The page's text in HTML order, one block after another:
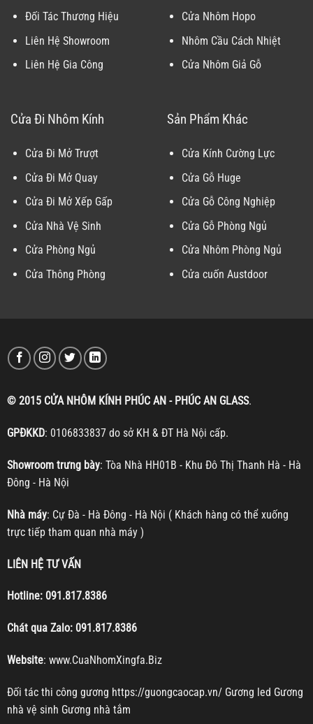
Đối Tác Thương Hiệu
Liên Hệ Showroom
Liên Hệ Gia Công
Cửa Nhôm Hopo
Nhôm Cầu Cách Nhiệt
Cửa Nhôm Giả Gỗ
Cửa Đi Nhôm Kính
Cửa Đi Mở Trượt
Cửa Đi Mở Quay
Cửa Đi Mở Xếp Gấp
Cửa Nhà Vệ Sinh
Cửa Phòng Ngủ
Cửa Thông Phòng
Sản Phẩm Khác
Cửa Kính Cường Lực
Cửa Gỗ Huge
Cửa Gỗ Công Nghiệp
Cửa Gỗ Phòng Ngủ
Cửa Nhôm Phòng Ngủ
Cửa cuốn Austdoor
© 2015 CỬA NHÔM KÍNH PHÚC AN - PHÚC AN GLASS.
GPĐKKD: 0106833837 do sở KH & ĐT Hà Nội cấp.
Showroom trưng bày: Tòa Nhà HH01B - Khu Đô Thị Thanh Hà - Hà
Đông - Hà Nội
Nhà máy: Cự Đà - Hà Đông - Hà Nội ( Khách hàng có thể xuống
trực tiếp tham quan nhà máy )
LIÊN HỆ TƯ VẤN
Hotline: 091.817.8386
Chát qua Zalo: 091.817.8386
Website: www.CuaNhomXingfa.Biz
Đối tác thi công gương https://guongcaocap.vn/ Gương led Gương
nhà vệ sinh Gương nhà tắm